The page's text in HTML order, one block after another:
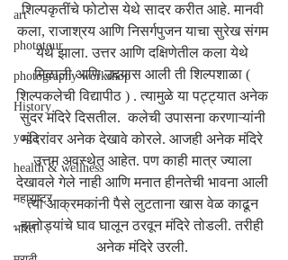
art
phototour
photography workshop
History
yoga
health & wellness
महाराष्ट्र
भारत
शिल्पकृतींचे फोटोस येथे सादर करीत आहे. मानवी
कला, राजाश्रय आणि निसर्गपुजन याचा सुरेख संगम
येथे झाला. उत्तर आणि दक्षिणेतील कला येथे
मिळाली आणि उदयास आली ती शिल्पशाळा (
शिल्पकलेची विद्यापीठ ) . त्यामुळे या पट्ट्यात अनेक
सुंदर मंदिरे दिसतील.  कलेची उपासना करणाऱ्यांनी
मंदिरांवर अनेक देखावे कोरले. आजही अनेक मंदिरे
उत्तम अवस्थेत आहेत. पण काही मात्र ज्याला
देखावले गेले नाही आणि मनात हीनतेची भावना आली
त्या आक्रमकांनी पैसे लुटताना खास वेळ काढून
हातोड्यांचे घाव घालून ठरवून मंदिरे तोडली. तरीही
अनेक मंदिरे उरली.